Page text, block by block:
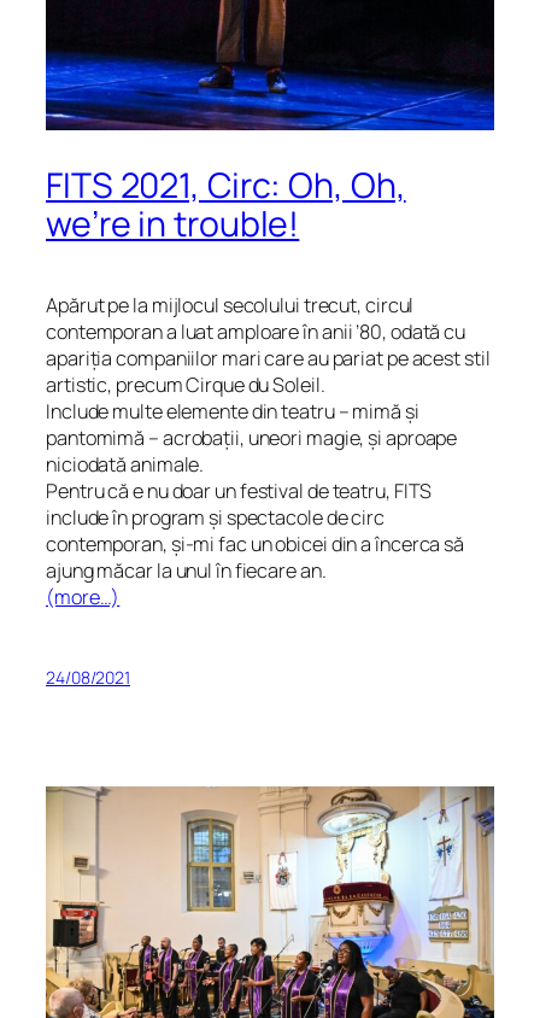
FITS 2021, Circ: Oh, Oh,
we’re in trouble!
Apărut pe la mijlocul secolului trecut, circul
contemporan a luat amploare în anii ’80, odată cu
apariția companiilor mari care au pariat pe acest stil
artistic, precum Cirque du Soleil.
Include multe elemente din teatru – mimă și
pantomimă – acrobații, uneori magie, și aproape
niciodată animale.
Pentru că e nudoarun festival de teatru, FITS
include în program și spectacole de circ
contemporan, și-mi fac un obicei din a încerca să
ajung măcar la unul în fiecare an.
(more…)
24/08/2021